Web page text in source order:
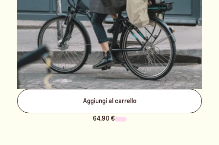
Aggiungi al carrello
64,90 €